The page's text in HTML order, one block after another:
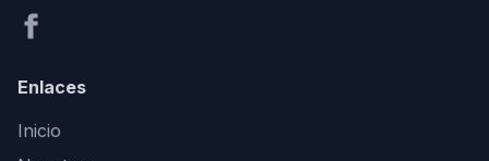
Enlaces
Inicio